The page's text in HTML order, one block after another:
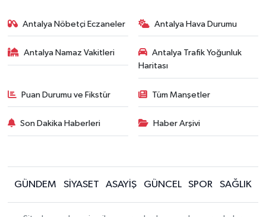
Antalya Nöbetçi Eczaneler Antalya Hava Durumu
Antalya Namaz Vakitleri
Antalya Trafik Yoğunluk
Haritası
Puan Durumu ve Fikstür Tüm Manşetler
Son Dakika Haberleri Haber Arşivi
GÜNDEM SİYASET ASAYİŞ GÜNCEL SPOR SAĞLIK